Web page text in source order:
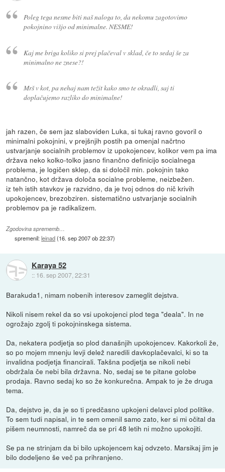
Poleg tega nesme biti naš naloga to, da nekomu zagotovimo
pokojnino višjo od minimalne. NESME!
Kaj me briga koliko si prej plačeval v sklad, če to sedaj še za
minimalno ne znese?!
Mrš v kot, pa nehaj nam težit kako smo te okradli, saj ti
doplačujemo razliko do minimalne!
jah razen, če sem jaz slaboviden Luka, si tukaj ravno govoril o
minimalni pokojnini, v prejšnjih postih pa omenjal načrtno
ustvarjanje socialnih problemov iz upokojencev, kolikor vem pa ima
država neko kolko-tolko jasno finančno definicijo socialnega
problema, je logičen sklep, da si določil min. pokojnin tako
natančno, kot država določa socialne probleme, neizbežen.
iz teh istih stavkov je razvidno, da je tvoj odnos do nič krivih
upokojencev, brezobziren. sistematično ustvarjanje socialnih
problemov pa je radikalizem.
Zgodovina sprememb…
spremenil:leinad(16. sep 2007 ob 22:37)
Karaya 52
:: 16. sep 2007, 22:31
Barakuda1, nimam nobenih interesov zameglit dejstva.
Nikoli nisem rekel da so vsi upokojenci plod tega "deala". In ne
ogrožajo zgolj ti pokojninskega sistema.
Da, nekatera podjetja so plod današnjih upokojencev. Kakorkoli že,
so po mojem mnenju levji delež naredili davkoplačevalci, ki so ta
invalidna podjetja financirali. Takšna podjetja se nikoli nebi
obdržala če nebi bila državna. No, sedaj se te pitane golobe
prodaja. Ravno sedaj ko so že konkurečna. Ampak to je že druga
tema.
Da, dejstvo je, da je so ti predčasno upkojeni delavci plod politike.
To sem tudi napisal, in te sem omenil samo zato, ker si mi očital da
pišem neumnosti, namreč da se pri 48 letih ni možno upokojiti.
Se pa ne strinjam da bi bilo upkojencem kaj odvzeto. Marsikaj jim je
bilo dodeljeno še več pa prihranjeno.